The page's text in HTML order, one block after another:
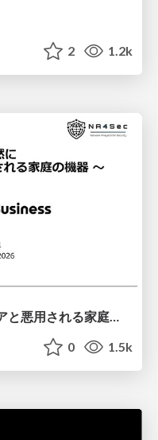
2 1.2k
侵入は突然に 〜 IoTマルウェアと悪用される家庭の機器 ～ / When Intrusion Strikes: IoT Malware and the Abuse of Home Devices
0 1.5k